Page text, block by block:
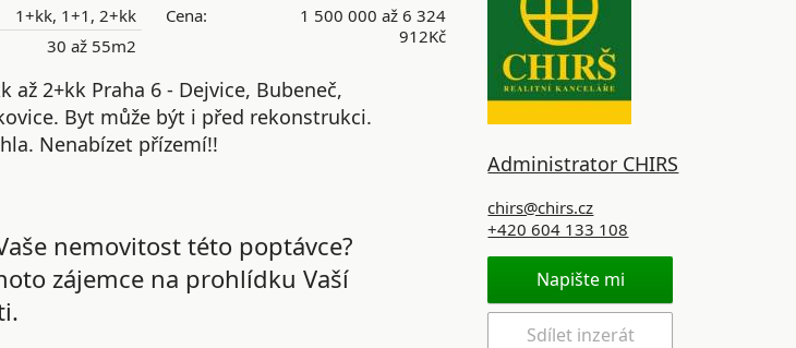
1+kk, 1+1, 2+kk
30 až 55m2
Cena:
1 500 000 až 6 324
912Kč
až 2+kk Praha 6 - Dejvice, Bubeneč,
Byt může být i před rekonstrukci.
Nenabízet přízemí!!
nemovitost této poptávce?
zájemce na prohlídku Vaší
Administrator CHIRS
chirs@chirs.cz
+420 604 133 108
Napište mi
Sdílet inzerát